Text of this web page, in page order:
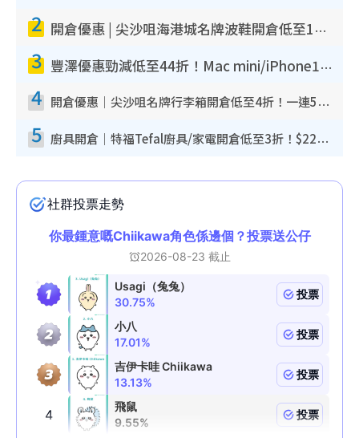
2 開倉優惠 | 尖沙咀海港城名牌波鞋開倉低至1折！On鞋$899起／Joy&Peace鞋履$98起
3 豐澤優惠勁減低至44折！Mac mini/iPhone17Pro大減價！廚房家電$220起
4 開倉優惠｜尖沙咀名牌行李箱開倉低至4折！一連5日 American Tourister/ace./Hallmark $200起！
5 廚具開倉｜特福Tefal廚具/家電開倉低至3折！$220起買平底鍋/炒鑊/湯煲！電飯煲/吸塵機/燙斗$418起